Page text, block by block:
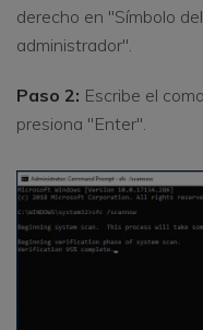
derecho en "Símbolo
administrador".
Paso 2: Escribe el
presiona "Enter".